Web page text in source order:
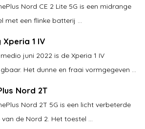
Nord CE 2 Lite 5G is een midrange
met een flinke batterij ...
Xperia 1 IV
juni 2022 is de Xperia 1 IV
Het dunne en fraai vormgegeven ...
Nord 2T
Nord 2T 5G is een licht verbeterde
van de Nord 2. Het toestel ...